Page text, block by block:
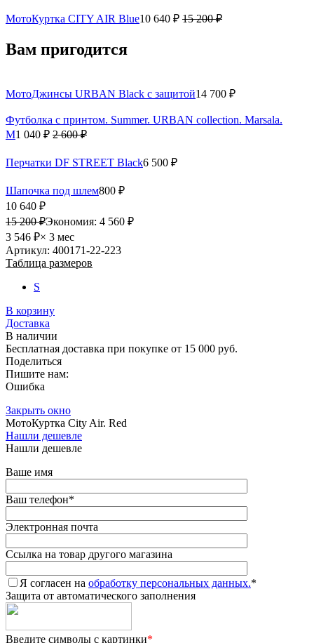
МотоКуртка CITY AIR Blue10 640 ₽ 15 200 ₽
Вам пригодится
МотоДжинсы URBAN Black с защитой14 700 ₽
Футболка с принтом. Summer. URBAN collection. Marsala.
M1 040 ₽ 2 600 ₽
Перчатки DF STREET Black6 500 ₽
Шапочка под шлем800 ₽
10 640 ₽
15 200 ₽Экономия: 4 560 ₽
3 546 ₽× 3 мес
Артикул: 400171-22-223
Таблица размеров
S
В корзину
Доставка
В наличии
Бесплатная доставка при покупке от 15 000 руб.
Поделиться
Пишите нам:
Ошибка
Закрыть окно
МотоКуртка City Air. Red
Нашли дешевле
Нашли дешевле
Ваше имя
Ваш телефон*
Электронная почта
Ссылка на товар другого магазина
Я согласен на обработку персональных данных.*
Защита от автоматического заполнения
Введите символы с картинки*